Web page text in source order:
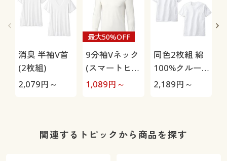
消臭 半袖V首
(2枚組)
2,079円～
9分袖Vネック
(スマートヒー
ト®)
最大50%OFF
1,089円～
同色2枚組 綿
100%クルー
ネックTシャ
2,189円～
関連するトピックから商品を探す